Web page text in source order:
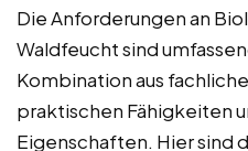
Die Anforderungen an
Waldfeucht sind
Kombination aus
praktischen Fähigkeiten
Eigenschaften. Hier sind